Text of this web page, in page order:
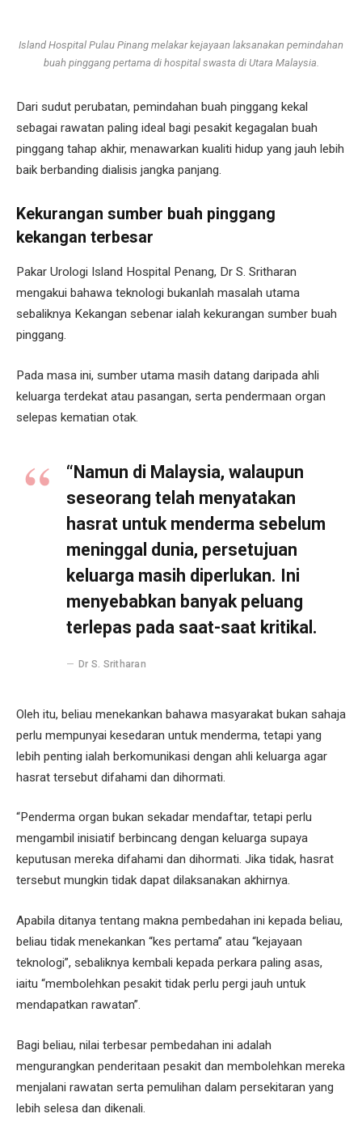
Island Hospital Pulau Pinang melakar kejayaan laksanakan pemindahan
buah pinggang pertama di hospital swasta di Utara Malaysia.
Dari sudut perubatan, pemindahan buah pinggang kekal
sebagai rawatan paling ideal bagi pesakit kegagalan buah
pinggang tahap akhir, menawarkan kualiti hidup yang jauh lebih
baik berbanding dialisis jangka panjang.
Kekurangan sumber buah pinggang
kekangan terbesar
Pakar Urologi Island Hospital Penang, Dr S. Sritharan
mengakui bahawa teknologi bukanlah masalah utama
sebaliknya Kekangan sebenar ialah kekurangan sumber buah
pinggang.
Pada masa ini, sumber utama masih datang daripada ahli
keluarga terdekat atau pasangan, serta pendermaan organ
selepas kematian otak.
“Namun di Malaysia, walaupun
seseorang telah menyatakan
hasrat untuk menderma sebelum
meninggal dunia, persetujuan
keluarga masih diperlukan. Ini
menyebabkan banyak peluang
terlepas pada saat-saat kritikal.
Dr S. Sritharan
Oleh itu, beliau menekankan bahawa masyarakat bukan sahaja
perlu mempunyai kesedaran untuk menderma, tetapi yang
lebih penting ialah berkomunikasi dengan ahli keluarga agar
hasrat tersebut difahami dan dihormati.
“Penderma organ bukan sekadar mendaftar, tetapi perlu
mengambil inisiatif berbincang dengan keluarga supaya
keputusan mereka difahami dan dihormati. Jika tidak, hasrat
tersebut mungkin tidak dapat dilaksanakan akhirnya.
Apabila ditanya tentang makna pembedahan ini kepada beliau,
beliau tidak menekankan “kes pertama” atau “kejayaan
teknologi”, sebaliknya kembali kepada perkara paling asas,
iaitu “membolehkan pesakit tidak perlu pergi jauh untuk
mendapatkan rawatan”.
Bagi beliau, nilai terbesar pembedahan ini adalah
mengurangkan penderitaan pesakit dan membolehkan mereka
menjalani rawatan serta pemulihan dalam persekitaran yang
lebih selesa dan dikenali.